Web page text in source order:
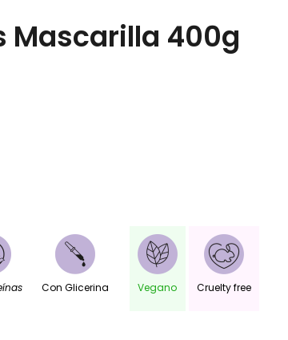
Mascarilla 400g
Con Glicerina Vegano Cruelty free